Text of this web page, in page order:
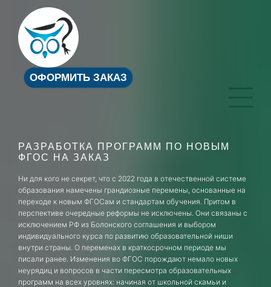
ОФОРМИТЬ ЗАКАЗ
РАЗРАБОТКА ПРОГРАММ ПО НОВЫМ
ФГОС НА ЗАКАЗ
Ни для кого не секрет, что с 2022 года в отечественной системе
образования намечены грандиозные перемены, основанные на
переходе к новым ФГОСам и стандартам обучения. Притом в
перспективе очередные реформы не исключены. Они связаны с
исключением РФ из Болонского соглашения и выбором
индивидуального курса по развитию образовательной ниши
внутри страны. О переменах в краткосрочном периоде мы
писали ранее. Изменения во ФГОС порождают немало новых
неурядиц и вопросов в части пересмотра образовательных
программ на всех уровнях: начиная от школьной скамьи и